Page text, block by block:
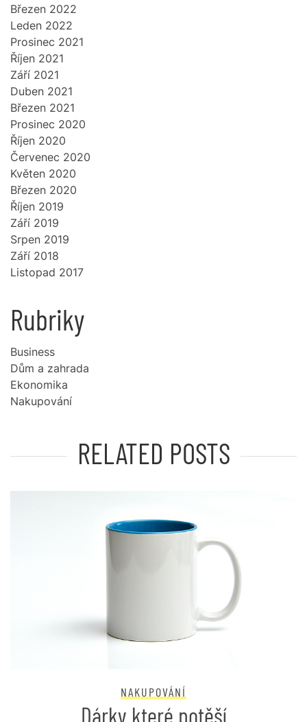
Březen 2022
Leden 2022
Prosinec 2021
Říjen 2021
Září 2021
Duben 2021
Březen 2021
Prosinec 2020
Říjen 2020
Červenec 2020
Květen 2020
Březen 2020
Říjen 2019
Září 2019
Srpen 2019
Září 2018
Listopad 2017
Rubriky
Business
Dům a zahrada
Ekonomika
Nakupování
RELATED POSTS
NAKUPOVÁNÍ
Dárky které potěší